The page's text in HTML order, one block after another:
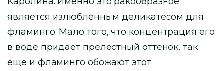
является излюбленным деликатесом для
фламинго. Мало того, что концентрация его
в воде придает прелестный оттенок, так
еще и фламинго обожают этот